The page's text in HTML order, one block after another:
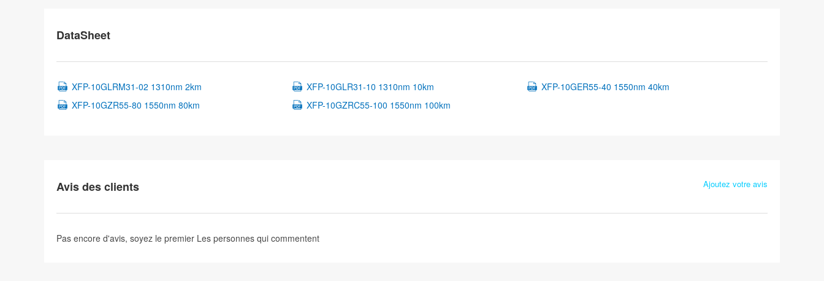
DataSheet
XFP-10GLRM31-02 1310nm 2km XFP-10GLR31-10 1310nm 10km
XFP-10GER55-40 1550nm 40km
XFP-10GZR55-80 1550nm 80km
XFP-10GZRC55-100 1550nm 100km
Avis des clients Ajoutez votre avis
Pas encore d'avis, soyez le premier Les personnes qui commentent